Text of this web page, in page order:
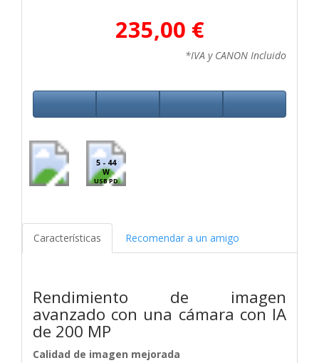
235,00 €
*IVA y CANON Incluido
5 - 44
W
USB PD
Características Recomendar a un amigo
Rendimiento de imagen
avanzado con una cámara con IA
de 200 MP
Calidad de imagen mejorada